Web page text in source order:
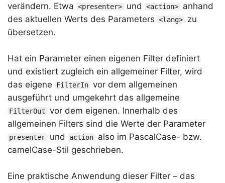
verändern. Etwa <presenter> und <action>
anhand
des aktuellen Werts des Parameters <lang>
zu
übersetzen.
Hat ein Parameter einen eigenen Filter definiert
und existiert zugleich ein allgemeiner Filter, wird
das eigene
FilterIn vor dem allgemeinen
ausgeführt und umgekehrt das allgemeine
FilterOut
vor dem eigenen. Innerhalb des
allgemeinen Filters sind die Werte der Parameter
presenter und action
also im PascalCase- bzw.
camelCase-Stil geschrieben.
Eine praktische Anwendung dieser Filter – das